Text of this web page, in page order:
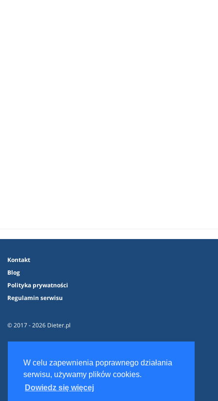
W celu zapewnienia poprawnego działania
serwisu, używamy plików cookies.
Dowiedz się więcej
Kontakt
Blog
Polityka prywatności
Regulamin serwisu
© 2017 - 2026 Dieter.pl